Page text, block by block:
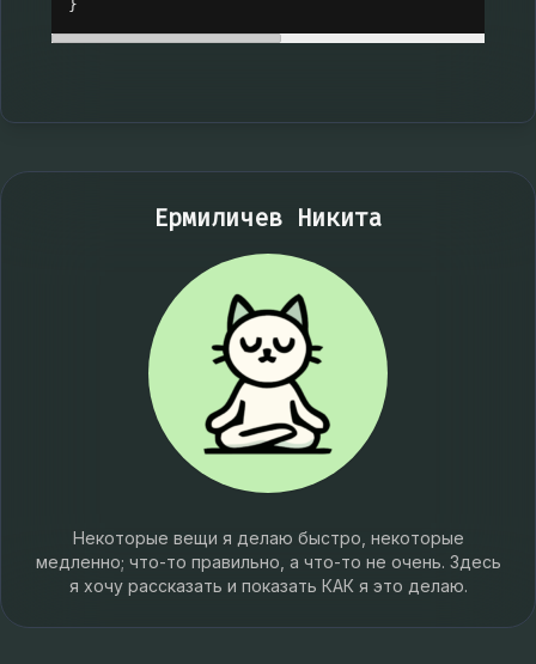
}
Ермиличев Никита
Некоторые вещи я делаю быстро, некоторые
медленно; что-то правильно, а что-то не очень. Здесь
я хочу рассказать и показать КАК я это делаю.